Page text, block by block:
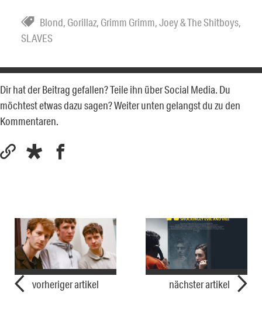
Blond, Gorillaz, Grimm Grimm,Joey & The Shitboys,
SLAVES
Dir hat der Beitrag gefallen? Teile ihn über Social Media. Du
möchtest etwas dazu sagen? Weiter unten gelangst du zu den
Kommentaren.
vorheriger artikel nächster artikel